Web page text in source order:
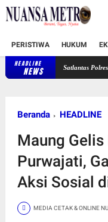
PERISTIWA HUKUM
HEADLINE
NEWS
Satlantas Polresta Karawang
Beranda HEADLINE
Maung
Purwajati,
Aksi Sosial
MEDIA CETAK & ONLINE